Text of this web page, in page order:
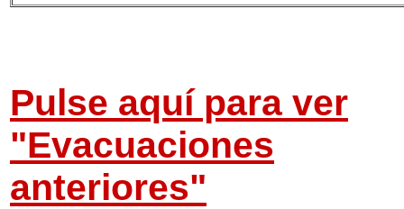
Pulse aquí para ver
"Evacuaciones
anteriores"